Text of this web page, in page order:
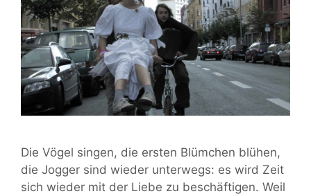
Die Vögel singen, die ersten Blümchen blühen,
die Jogger sind wieder unterwegs: es wird Zeit
sich wieder mit der Liebe zu beschäftigen. Weil